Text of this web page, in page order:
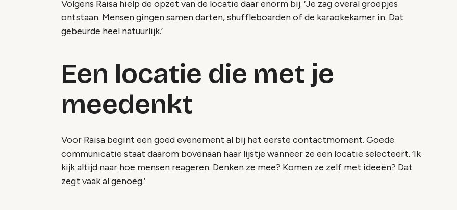
Volgens Raisa hielp de opzet van de locatie daar enorm bij. ‘Je zag overal groepjes
ontstaan. Mensen gingen samen darten, shuffleboarden of de karaokekamer in. Dat
gebeurde heel natuurlijk.’
Een locatie die met je
meedenkt
Voor Raisa begint een goed evenement al bij het eerste contactmoment. Goede
communicatie staat daarom bovenaan haar lijstje wanneer ze een locatie selecteert. ‘Ik
kijk altijd naar hoe mensen reageren. Denken ze mee? Komen ze zelf met ideeën? Dat
zegt vaak al genoeg.’